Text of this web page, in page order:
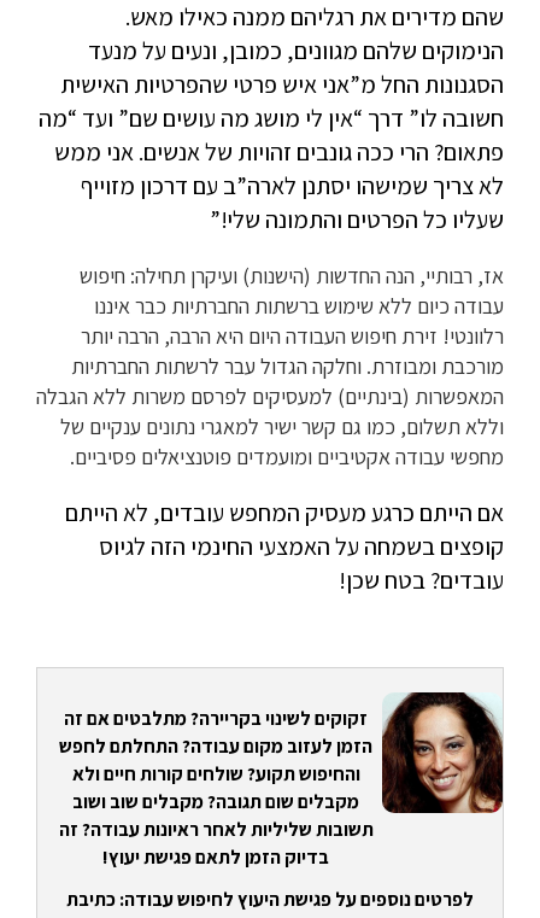
שהם מדירים את רגליהם ממנה כאילו מאש.
הנימוקים שלהם מגוונים, כמובן, ונעים על מנעד
הסגנונות החל מ”אני איש פרטי שהפרטיות האישית
חשובה לו” דרך “אין לי מושג מה עושים שם” ועד “מה
פתאום? הרי ככה גונבים זהויות של אנשים. אני ממש
לא צריך שמישהו יסתנן לארה”ב עם דרכון מזוייף
שעליו כל הפרטים והתמונה שלי!”
אז, רבותיי, הנה החדשות (הישנות) ועיקרן תחילה: חיפוש
עבודה כיום ללא שימוש ברשתות החברתיות כבר איננו
רלוונטי! זירת חיפוש העבודה היום היא הרבה, הרבה יותר
מורכבת ומבוזרת. וחלקה הגדול עבר לרשתות החברתיות
המאפשרות (בינתיים) למעסיקים לפרסם משרות ללא הגבלה
וללא תשלום, כמו גם קשר ישיר למאגרי נתונים ענקיים של
מחפשי עבודה אקטיביים ומועמדים פוטנציאלים פסיביים.
אם הייתם כרגע מעסיק המחפש עובדים, לא הייתם
קופצים בשמחה על האמצעי החינמי הזה לגיוס
עובדים? בטח שכן!
זקוקים לשינוי בקריירה? מתלבטים אם זה
הזמן לעזוב מקום עבודה? התחלתם לחפש
והחיפוש תקוע? שולחים קורות חיים ולא
מקבלים שום תגובה? מקבלים שוב ושוב
תשובות שליליות לאחר ראיונות עבודה? זה
בדיוק הזמן לתאם פגישת יעוץ!
לפרטים נוספים על פגישת היעוץ לחיפוש עבודה: כתיבת